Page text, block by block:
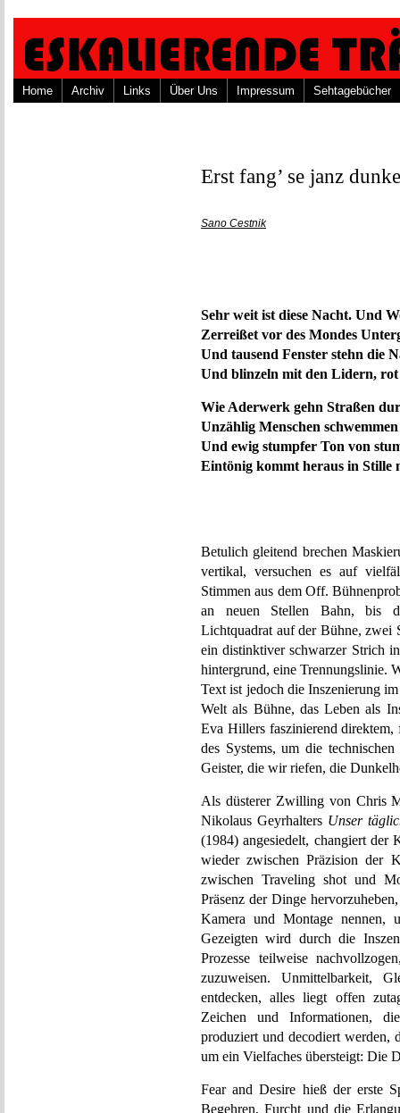
Home Archiv Links Über Uns Impressum Sehtagebücher
Erst fang’ se janz
Sano Cestnik
Sehr weit ist diese Nacht. Und
Zerreißet vor des Mondes
Und tausend Fenster stehn die
Und blinzeln mit den Lidern,
Wie Aderwerk gehn Straßen
Unzählig Menschen
Und ewig stumpfer Ton von
Eintönig kommt heraus in Stille
Betulich gleitend brechen
vertikal, versuchen es auf
Stimmen aus dem Off.
an neuen Stellen Bahn, bis
Lichtquadrat auf der Bühne, zwei
ein distinktiver schwarzer Strich
hintergrund, eine Trennungslinie.
Text ist jedoch die Inszenierung
Welt als Bühne, das Leben als
Eva Hillers faszinierend direktem,
des Systems, um die
Geister, die wir riefen, die
Als düsterer Zwilling von Chris
Nikolaus Geyrhalters Unser
(1984) angesiedelt, changiert der
wieder zwischen Präzision der
zwischen Traveling shot und
Präsenz der Dinge
Kamera und Montage nennen,
Gezeigten wird durch die
Prozesse teilweise
zuzuweisen. Unmittelbarkeit,
entdecken, alles liegt offen
Zeichen und Informationen,
produziert und decodiert werden,
um ein Vielfaches übersteigt: Die
Fear and Desire hieß der erste
Begehren, Furcht und die